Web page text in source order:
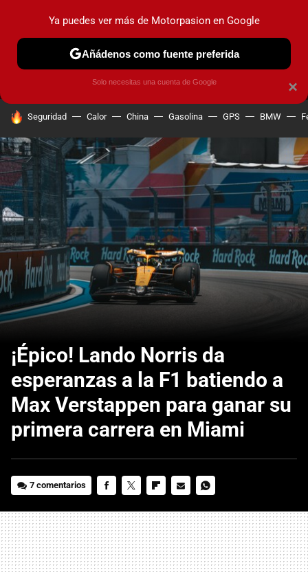
MENÚ NUEVO
COCHES ELÉCTRICOS OBSERVATORIO
HOY SE HABLA DE
Seguridad Calor China Gasolina GPS BMW
¡Épico! Lando Norris da
esperanzas a la F1 batiendo a
Max Verstappen para ganar su
primera carrera en Miami
7 comentarios
MAIL
×
Ya puedes ver más de Motorpasion en Google
Añádenos como fuente preferida
Solo necesitas una cuenta de Google